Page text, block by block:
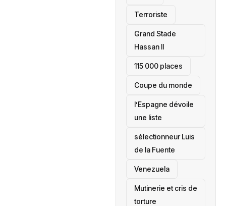
Terroriste
Grand Stade
Hassan II
115 000 places
‎Coupe du monde
l’Espagne dévoile
une liste
sélectionneur Luis
de la Fuente
‎Venezuela
Mutinerie et cris de
torture